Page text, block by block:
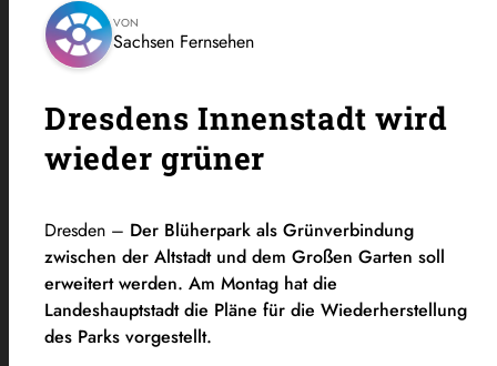
VON
Sachsen Fernsehen
Dresdens Innenstadt wird
wieder grüner
Dresden – Der Blüherpark als Grünverbindung
zwischen der Altstadt und dem Großen Garten soll
erweitert werden. Am Montag hat die
Landeshauptstadt die Pläne für die Wiederherstellung
des Parks vorgestellt.